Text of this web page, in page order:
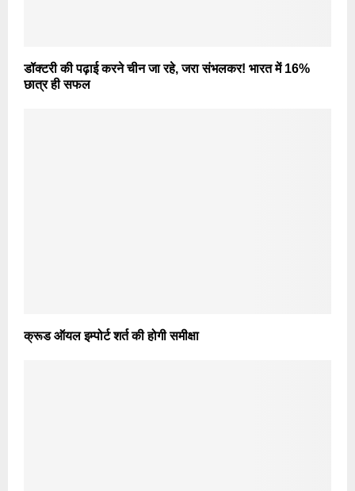
डॉक्‍टरी की पढ़ाई करने चीन जा रहे, जरा संभलकर! भारत में 16%
छात्र ही सफल
क्रूड ऑयल इम्पोर्ट शर्त की होगी समीक्षा